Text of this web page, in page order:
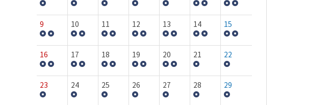
9 10 11 12 13 14 15
16 17 18 19 20 21 22
23 24 25 26 27 28 29